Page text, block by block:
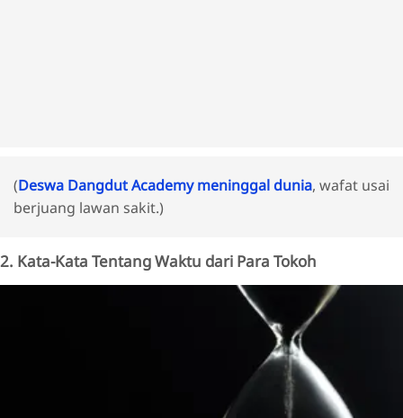
(Deswa Dangdut Academy meninggal dunia, wafat usai
berjuang lawan sakit.)
2. Kata-Kata Tentang Waktu dari Para Tokoh